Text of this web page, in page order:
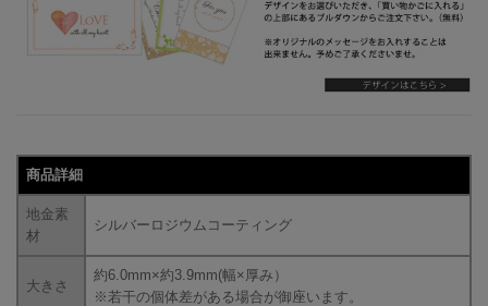
商品詳細
地金素
材
シルバーロジウムコーティング
大きさ
約6.0mm×約3.9mm(幅×厚み）
※若干の個体差がある場合が御座います。